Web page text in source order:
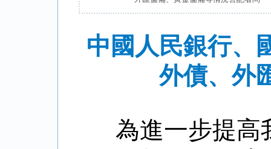
中國人民銀行、
外債、外
為進一步提高